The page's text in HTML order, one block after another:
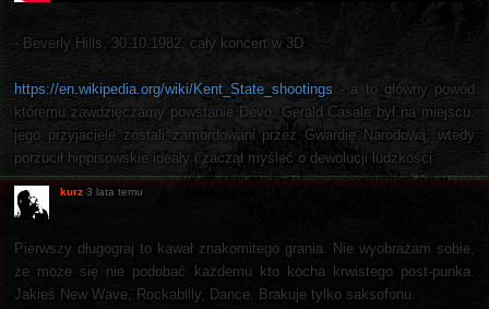
- Beverly Hills, 30.10.1982, cały koncert w 3D
https://en.wikipedia.org/wiki/Kent_State_shootings - a to główny powód
któremu zawdzięczamy powstanie Devo, Gerald Casale był na miejscu,
jego przyjaciele zostali zamordowani przez Gwardię Narodową, wtedy
porzucił hippisowskie ideały i zaczął myśleć o dewolucji ludzkości
kurz 3 lata temu
Pierwszy długograj to kawał znakomitego grania. Nie wyobrażam sobie,
że może się nie podobać każdemu kto kocha krwistego post-punka.
Jakieś New Wave, Rockabilly, Dance. Brakuje tylko saksofonu.